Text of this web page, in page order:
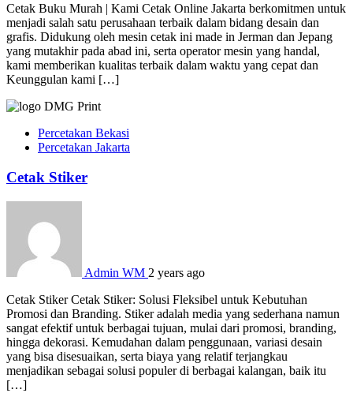
Cetak Buku Murah | Kami Cetak Online Jakarta berkomitmen untuk
menjadi salah satu perusahaan terbaik dalam bidang desain dan
grafis. Didukung oleh mesin cetak ini made in Jerman dan Jepang
yang mutakhir pada abad ini, serta operator mesin yang handal,
kami memberikan kualitas terbaik dalam waktu yang cepat dan
Keunggulan kami […]
Percetakan Bekasi
Percetakan Jakarta
Cetak Stiker
Admin WM 2 years ago
Cetak Stiker Cetak Stiker: Solusi Fleksibel untuk Kebutuhan
Promosi dan Branding. Stiker adalah media yang sederhana namun
sangat efektif untuk berbagai tujuan, mulai dari promosi, branding,
hingga dekorasi. Kemudahan dalam penggunaan, variasi desain
yang bisa disesuaikan, serta biaya yang relatif terjangkau
menjadikan sebagai solusi populer di berbagai kalangan, baik itu
[…]